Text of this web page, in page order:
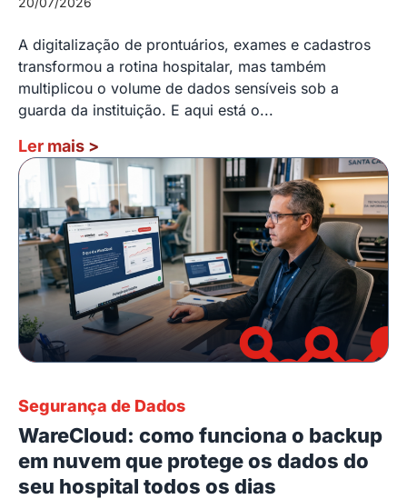
A digitalização de prontuários, exames e cadastros
transformou a rotina hospitalar, mas também
multiplicou o volume de dados sensíveis sob a
guarda da instituição. E aqui está o...
Ler mais >
Segurança de Dados
WareCloud: como funciona o backup
em nuvem que protege os dados do
seu hospital todos os dias